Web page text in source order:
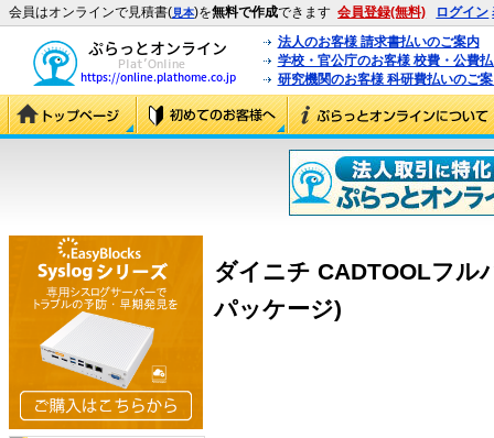
会員はオンラインで見積書(見本)を無料で作成できます 会員登録(無料) ログイン
法人のお客様 請求書払いのご案内
学校・官公庁のお客様 校費・公費
研究機関のお客様 科研費払いのご
ダイニチ CADTOOLフル
パッケージ)